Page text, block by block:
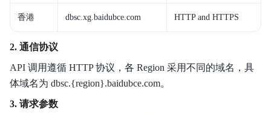
香港 dbsc.xg.baidubce.com HTTP and HTTPS
2. 通信协议
API 调用遵循 HTTP 协议，各 Region 采用不同的域名，具
体域名为 dbsc.{region}.baidubce.com。
3. 请求参数